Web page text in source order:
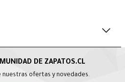
ofertas y novedades.